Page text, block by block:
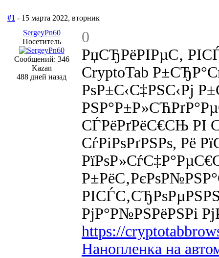
#1 - 15 марта 2022, вторник
SergeyPn60
Посетитель
Сообщений: 346
Kazan
488 дней назад
0
РџСЂРёРІРµС‚
CryptoTab
РѕР±С‹С‡РЅС‹Рј
СЃРёРґРёС€СЊ РІ
СѓРіРѕРґРЅРѕ, Рё
РјР°Р№РЅРёРЅРі
https://
Нанопленка на